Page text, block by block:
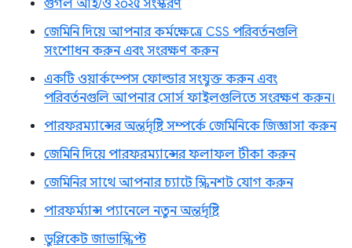
গুগল আই/ও ২০২৫ সংস্করণ
জেমিনি দিয়ে আপনার কর্মক্ষেত্রে CSS পরিবর্তনগুলি
সংশোধন করুন এবং সংরক্ষণ করুন
একটি ওয়ার্কস্পেস ফোল্ডার সংযুক্ত করুন এবং
পরিবর্তনগুলি আপনার সোর্স ফাইলগুলিতে সংরক্ষণ করুন।
পারফরম্যান্সের অন্তর্দৃষ্টি সম্পর্কে জেমিনিকে জিজ্ঞাসা করুন
জেমিনি দিয়ে পারফরম্যান্সের ফলাফল টীকা করুন
জেমিনির সাথে আপনার চ্যাটে স্ক্রিনশট যোগ করুন
পারফর্ম্যান্স প্যানেলে নতুন অন্তর্দৃষ্টি
ডুপ্লিকেট জাভাস্ক্রিপ্ট